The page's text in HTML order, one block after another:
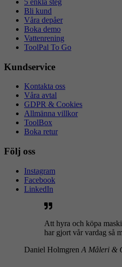
5 enkla steg
Bli kund
Våra depåer
Boka demo
Vattenrening
ToolPal To Go
Kundservice
Kontakta oss
Våra avtal
GDPR & Cookies
Allmänna villkor
ToolBox
Boka retur
Följ oss
Instagram
Facebook
LinkedIn
Att hyra och köpa
har gjort vår vardag så
Daniel Holmgren A Måleri &